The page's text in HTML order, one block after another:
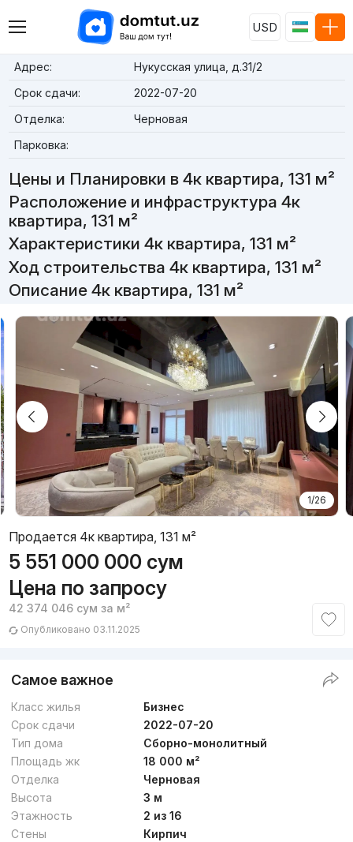
USD
Адрес:
Нукусская улица, д.31/2
Срок сдачи:
2022-07-20
Отделка:
Черновая
Парковка:
Цены и Планировки в 4к квартира, 131 м²
Расположение и инфраструктура 4к
квартира, 131 м²
Характеристики 4к квартира, 131 м²
Ход строительства 4к квартира, 131 м²
Описание 4к квартира, 131 м²
1/26
Продается 4к квартира, 131 м²
5 551 000 000 сум
Цена по запросу
42 374 046 сум за м²
Опубликовано 03.11.2025
Самое важное
Класс жилья
Бизнес
Срок сдачи
2022-07-20
Тип дома
Сборно-монолитный
Площадь жк
18 000 м²
Отделка
Черновая
Высота
3 м
Этажность
2 из 16
Стены
Кирпич